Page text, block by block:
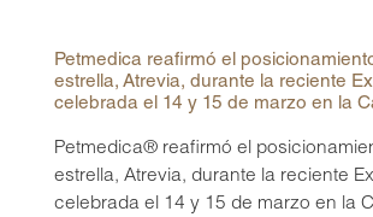
Petmedica reafirmó el
estrella, Atrevia, durante la reciente
celebrada el 14 y 15 de marzo en la
Petmedica® reafirmó el
estrella, Atrevia, durante la reciente
celebrada el 14 y 15 de marzo en la